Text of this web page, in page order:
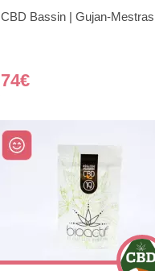
CBD Bassin | Gujan-Mestras
74€